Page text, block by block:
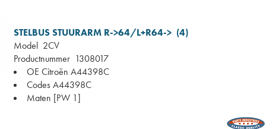
STELBUS STUURARM R->64/L+R64-> (4)
Model 2CV
Productnummer 1308017
OE Citroën A44398C
CodesA44398C
Maten [PW 1]